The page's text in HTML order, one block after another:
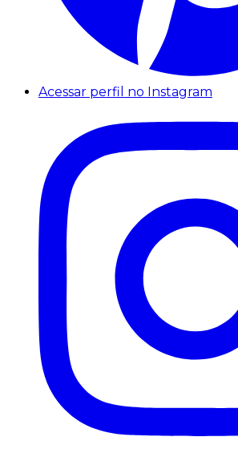
Acessar perfil no Instagram